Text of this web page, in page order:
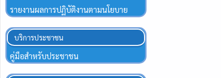
รายงานผลการปฏิบัติงานตามนโยบาย
บริการประชาชน
คู่มือสำหรับประชาชน